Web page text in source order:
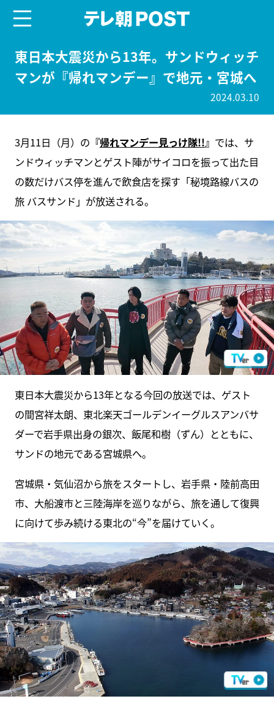
東日本大震災から13年。サンドウィッチ
マンが『帰れマンデー』で地元・宮城へ
2024.03.10
3月11日（月）の 『帰れマンデー見っけ隊!!』 では、サ
ンドウィッチマンとゲスト陣がサイコロを振って出た目
の数だけバス停を進んで飲食店を探す「秘境路線バスの
旅 バスサンド」が放送される。
東日本大震災から13年となる今回の放送では、ゲスト
の間宮祥太朗、東北楽天ゴールデンイーグルスアンバサ
ダーで岩手県出身の銀次、飯尾和樹（ずん）とともに、
サンドの地元である宮城県へ。
宮城県・気仙沼から旅をスタートし、岩手県・陸前高田
市、大船渡市と三陸海岸を巡りながら、旅を通して復興
に向けて歩み続ける東北の“今”を届けていく。